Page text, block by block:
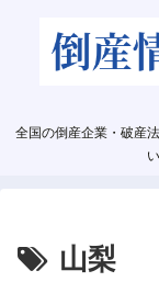
全国の倒産企業・破産
山梨